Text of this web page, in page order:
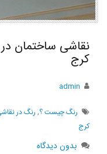
نقاشی ساختمان
کرج
admin
رنگ چيست ؟, رنگ در
کرج
بدون دیدگاه